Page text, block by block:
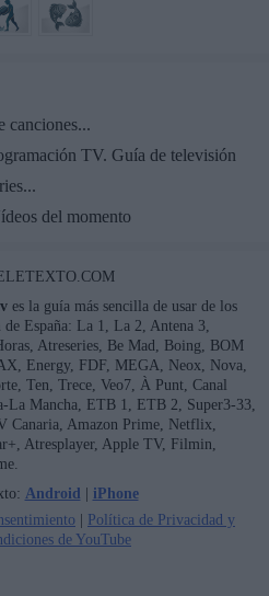
canciones...
TV. Guía de televisión
del momento
es la guía más sencilla de usar de los
España: La 1, La 2, Antena 3,
Atreseries, Be Mad, Boing, BOM
Energy, FDF, MEGA, Neox, Nova,
Ten, Trece, Veo7, À Punt, Canal
La Mancha, ETB 1, ETB 2, Super3-33,
Amazon Prime, Netflix,
Atresplayer, Apple TV, Filmin,
Android | iPhone
| Política de Privacidad y
de YouTube